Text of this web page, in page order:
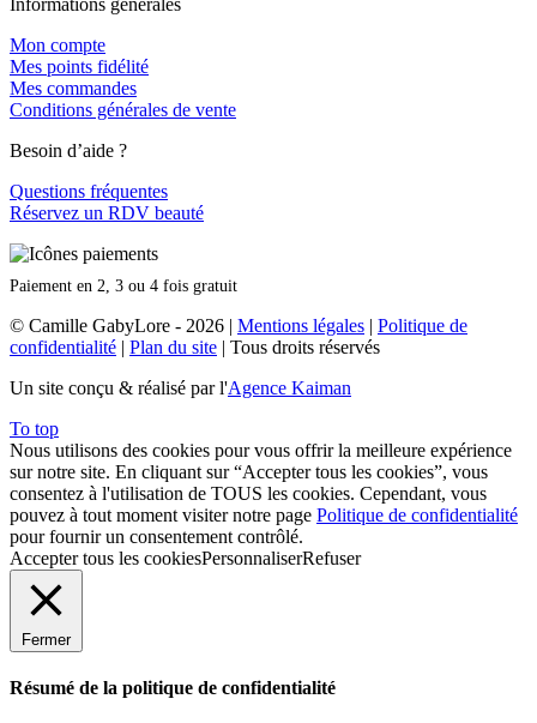
Mon compte
Mes points fidélité
Mes commandes
Conditions générales de vente
Besoin d’aide ?
Questions fréquentes
Réservez un RDV beauté
Paiement en 2, 3 ou 4 fois gratuit
© Camille GabyLore - 2026 | Mentions légales | Politique de
confidentialité | Plan du site | Tous droits réservés
Un site conçu & réalisé par l'Agence Kaiman
To top
Nous utilisons des cookies pour vous offrir la meilleure expérience
sur notre site. En cliquant sur “Accepter tous les cookies”, vous
consentez à l'utilisation de TOUS les cookies. Cependant, vous
pouvez à tout moment visiter notre page Politique de confidentialité
pour fournir un consentement contrôlé.
Accepter tous les cookiesPersonnaliserRefuser
Fermer
Résumé de la politique de confidentialité